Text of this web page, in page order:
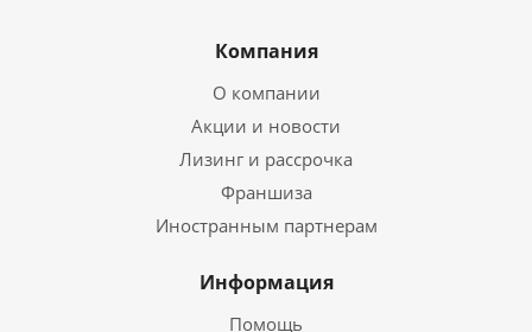
Компания
О компании
Акции и новости
Лизинг и рассрочка
Франшиза
Иностранным партнерам
Информация
Помощь